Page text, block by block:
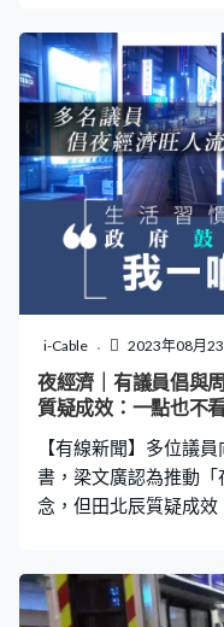
有幫助。」 奪得銀牌
代表凱旋，港隊今屆合
100米、200米金牌，
i-Cable 2023年08月
夜經濟｜有議員倡與
質疑成效：一點也不
【有線新聞】多位議
書，梁文廣認為推動
念，但田北辰質疑成效
社交圈，因為這樣才
消遣，再與朋友在附